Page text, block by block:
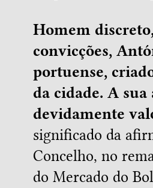
Homem
convicções,
portuense,
da cidade. A
devidamente
significado da
Concelho, no
do Mercado do